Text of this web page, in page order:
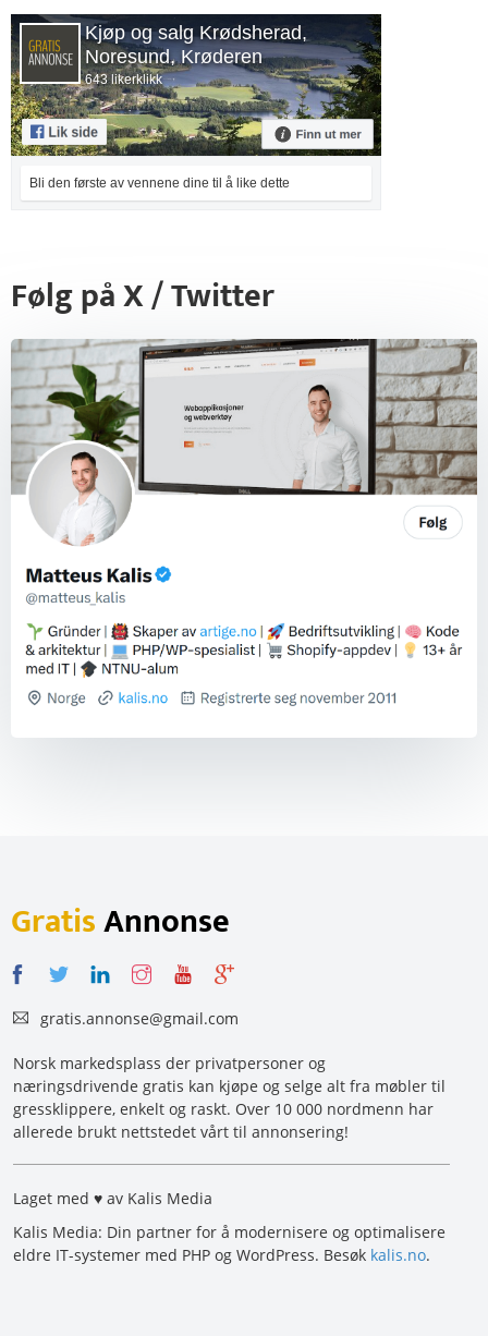
Kjøp og salg Krødsherad,
Noresund, Krøderen
643 likerklikk
Bli den første av vennene dine til å like dette
Følg på X / Twitter
GratisAnnonse
gratis.annonse@gmail.com
Norsk markedsplass der privatpersoner og
næringsdrivende gratis kan kjøpe og selge alt fra møbler til
gressklippere, enkelt og raskt. Over 10 000 nordmenn har
allerede brukt nettstedet vårt til annonsering!
Laget med ♥ av Kalis Media
Kalis Media: Din partner for å modernisere og optimalisere
eldre IT-systemer med PHP og WordPress. Besøk kalis.no.